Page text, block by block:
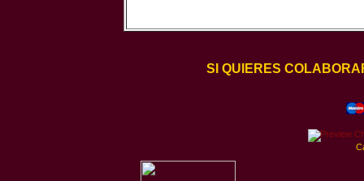
SI QUIERES